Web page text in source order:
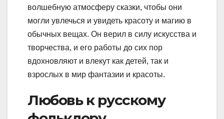
волшебную атмосферу сказки, чтобы они
могли увлечься и увидеть красоту и магию в
обычных вещах. Он верил в силу искусства и
творчества, и его работы до сих пор
вдохновляют и влекут как детей, так и
взрослых в мир фантазии и красоты.
Любовь к русскому